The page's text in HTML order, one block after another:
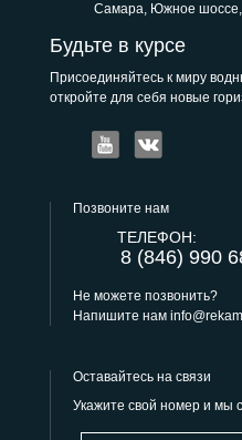
Самара, Южное шоссе,
Будьте в курсе
Присоединяйтесь к миру
откройте для себя новые
Позвоните нам
ТЕЛЕФОН:
8 (846) 990
Не можете позвонить?
Напишите нам
Оставайтесь на связи
Укажите свой номер и мы